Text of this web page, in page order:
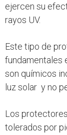
ejercen su
rayos UV.
Este tipo de
fundamentales
son químicos
luz solar y no
Los
tolerados por